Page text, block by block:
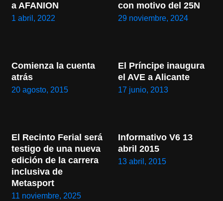
a AFANION
1 abril, 2022
con motivo del 25N
29 noviembre, 2024
Comienza la cuenta
atrás
20 agosto, 2015
El Príncipe inaugura
el AVE a Alicante
17 junio, 2013
El Recinto Ferial será
testigo de una nueva
edición de la carrera
inclusiva de
Metasport
11 noviembre, 2025
Informativo V6 13
abril 2015
13 abril, 2015